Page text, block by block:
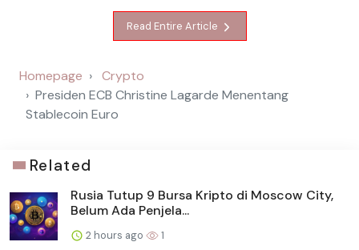
Read Entire Article
Homepage
Crypto
Presiden ECB Christine Lagarde Menentang
Stablecoin Euro
Related
Rusia Tutup 9 Bursa Kripto di Moscow City,
Belum Ada Penjela...
2 hours ago 1